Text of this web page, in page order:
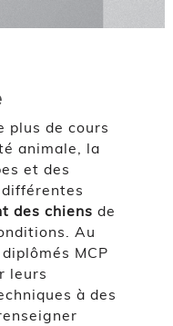
plus de cours
animale, la
et des
des chiens de
Au
MCP
leurs
à des